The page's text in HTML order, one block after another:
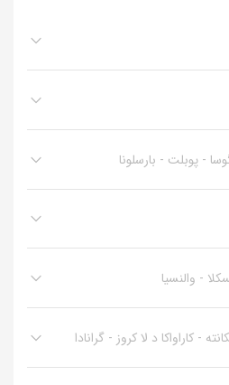
- پوبلت - بارسلونا
- والنسیا
- کاراواکا د لا کروز - گرانادا